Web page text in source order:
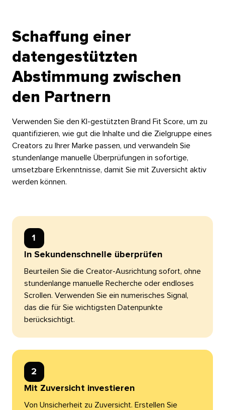
Schaffung einer
datengestützten
Abstimmung zwischen
den Partnern​​
Verwenden Sie den KI-gestützten Brand Fit Score, um zu
quantifizieren, wie gut die Inhalte und die Zielgruppe eines
Creators zu Ihrer Marke passen, und verwandeln Sie
stundenlange manuelle Überprüfungen in sofortige,
umsetzbare Erkenntnisse, damit Sie mit Zuversicht aktiv
werden können.​​
1​​
In Sekundenschnelle überprüfen​​
Beurteilen Sie die Creator-Ausrichtung sofort, ohne
stundenlange manuelle Recherche oder endloses
Scrollen. Verwenden Sie ein numerisches Signal,
das die für Sie wichtigsten Datenpunkte
berücksichtigt.​​
2​​
Mit Zuversicht investieren​​
Von Unsicherheit zu Zuversicht. Erstellen Sie